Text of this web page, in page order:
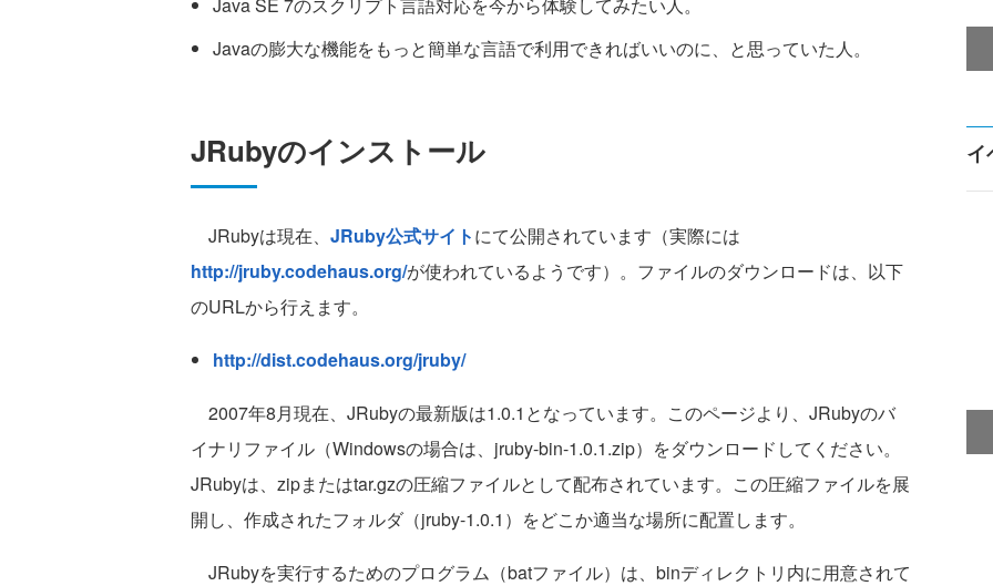
Javaの膨大な機能をもっと簡単な言語で利用できればいいのに、と思っていた人。
JRubyのインストール
JRubyは現在、 JRuby公式サイトにて公開されています（実際には
http://jruby.codehaus.org/が使われているようです）。ファイルのダウンロードは、以下
のURLから行えます。
http://dist.codehaus.org/jruby/
2007年8月現在、JRubyの最新版は1.0.1となっています。このページより、JRubyのバ
イナリファイル（Windowsの場合は、jruby-bin-1.0.1.zip）をダウンロードしてください。
JRubyは、zipまたはtar.gzの圧縮ファイルとして配布されています。この圧縮ファイルを展
開し、作成されたフォルダ（jruby-1.0.1）をどこか適当な場所に配置します。
JRubyを実行するためのプログラム（batファイル）は、binディレクトリ内に用意されて
イ